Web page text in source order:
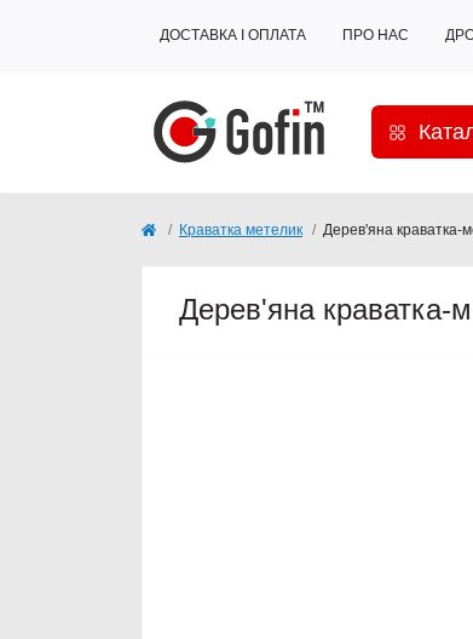
ДОСТАВКА І ОПЛАТА ПРО НАС
Краватка метелик Дерев'яна краватка-
Дерев'яна краватка-